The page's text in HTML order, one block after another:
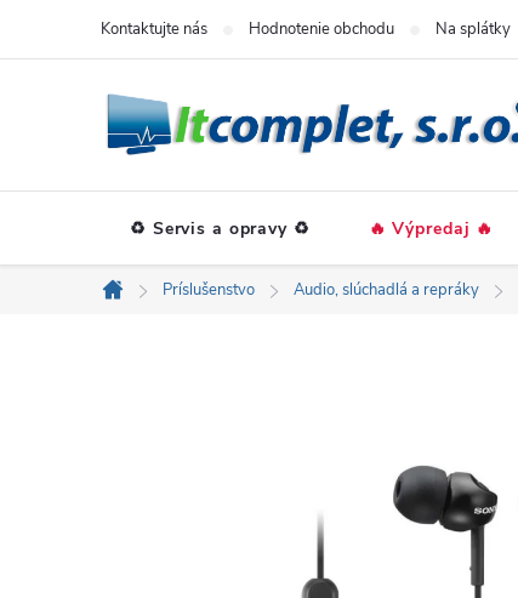
Kontaktujte nás Hodnotenie obchodu Na splátky
♻️ Servis a opravy ♻️ 🔥 Výpredaj 🔥
Domov
Príslušenstvo Audio, slúchadlá a repráky